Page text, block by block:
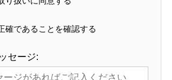
確であることを確認する
セージ: